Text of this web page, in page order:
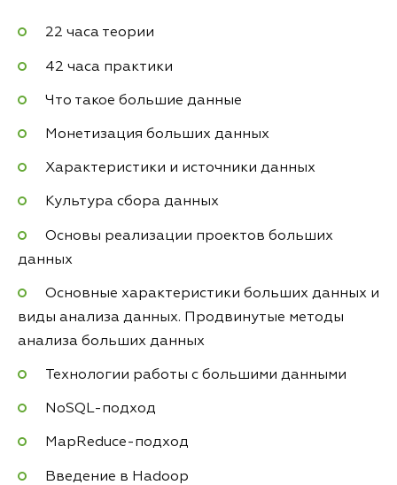
22 часа теории
42 часа практики
Что такое большие данные
Монетизация больших данных
Характеристики и источники данных
Культура сбора данных
Основы реализации проектов больших
данных
Основные характеристики больших данных и
виды анализа данных. Продвинутые методы
анализа больших данных
Технологии работы с большими данными
NoSQL-подход
MapReduce-подход
Введение в Hadoop